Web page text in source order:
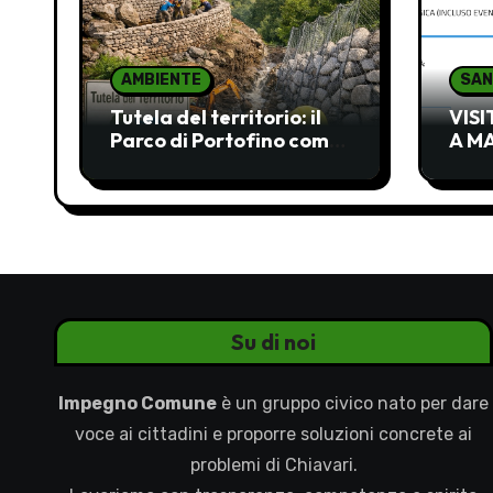
AMBIENTE
Tutela del territorio: il
Parco di Portofino come
recuperare
A
Su di noi
Impegno Comune è un gruppo civico nato per dare
voce ai cittadini e proporre soluzioni concrete ai
problemi di Chiavari.